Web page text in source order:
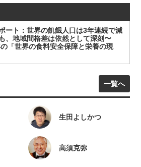
ート：世界の飢餓人口は3年連続で減
、地域間格差は依然として深刻〜
「世界の食料安全保障と栄養の現
一覧へ
生田よしかつ
高須克弥